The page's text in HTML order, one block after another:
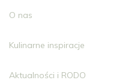
O nas
Kulinarne inspiracje
Aktualności i RODO